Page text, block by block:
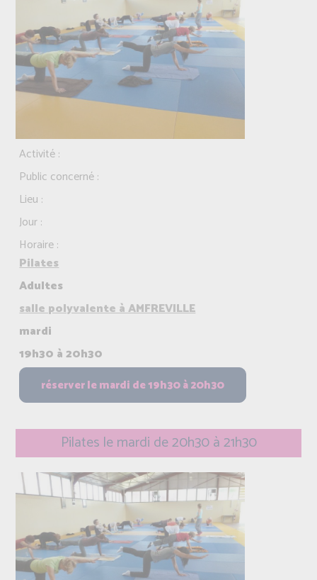
Activité :
Public concerné :
Lieu :
Jour :
Horaire :
Pilates
Adultes
salle polyvalente à AMFREVILLE
mardi
19h30 à 20h30
Pilates le mardi de 20h30 à 21h30